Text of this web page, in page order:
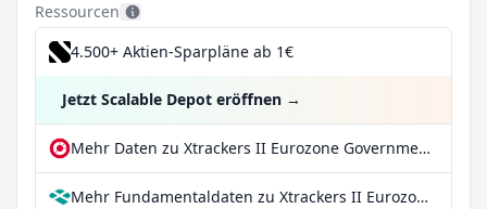
Ressourcen
4.500+ Aktien-Sparpläne ab 1€
Jetzt Scalable Depot eröffnen →
Mehr Daten zu Xtrackers II Eurozone Government Bond UCITS ETF 1C bei extraETF
Mehr Fundamentaldaten zu Xtrackers II Eurozone Government Bond UCITS ETF 1C bei Parqet